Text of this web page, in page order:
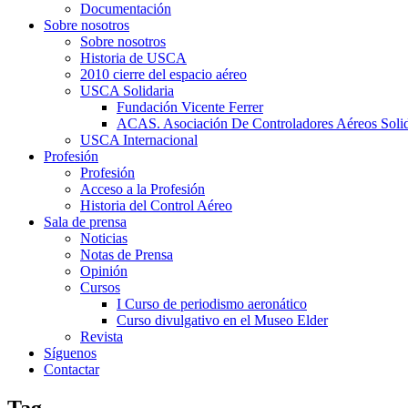
Documentación
Sobre nosotros
Sobre nosotros
Historia de USCA
2010 cierre del espacio aéreo
USCA Solidaria
Fundación Vicente Ferrer
ACAS. Asociación De Controladores Aéreos
USCA Internacional
Profesión
Profesión
Acceso a la Profesión
Historia del Control Aéreo
Sala de prensa
Noticias
Notas de Prensa
Opinión
Cursos
I Curso de periodismo aeronático
Curso divulgativo en el Museo Elder
Revista
Síguenos
Contactar